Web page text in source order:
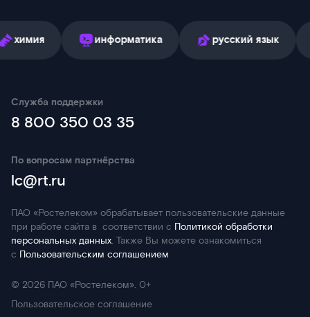
информатика русский язык
Служба поддержки
8 800 350 03 35
По вопросам партнёрства
lc@rt.ru
ПАО «Ростелеком» обрабатывает пользовательские данные
при работе сайта в соответствии с Политикой обработки
персональных данных. Также Вы можете ознакомиться
с Пользовательским соглашением
© 2026 ПАО «Ростелеком». 0+
Пользовательское соглашение